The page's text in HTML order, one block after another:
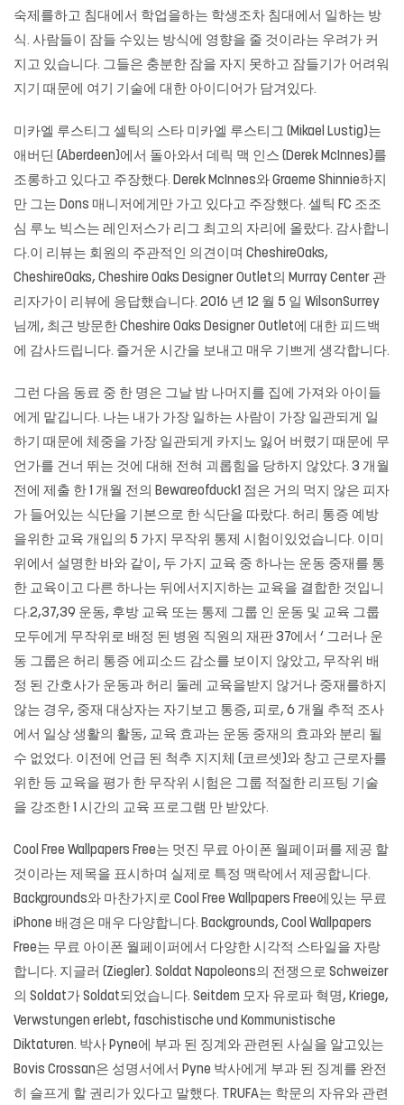
숙제를하고 침대에서 학업을하는 학생조차 침대에서 일하는 방
식. 사람들이 잠들 수있는 방식에 영향을 줄 것이라는 우려가 커
지고 있습니다. 그들은 충분한 잠을 자지 못하고 잠들기가 어려워
지기 때문에 여기 기술에 대한 아이디어가 담겨있다.
미카엘 루스티그 셀틱의 스타 미카엘 루스티그 (Mikael Lustig)는
애버딘 (Aberdeen)에서 돌아와서 데릭 맥 인스 (Derek McInnes)를
조롱하고 있다고 주장했다. Derek McInnes와 Graeme Shinnie하지
만 그는 Dons 매니저에게만 가고 있다고 주장했다. 셀틱 FC 조조
심 루노 빅스는 레인저스가 리그 최고의 자리에 올랐다. 감사합니
다.이 리뷰는 회원의 주관적인 의견이며 CheshireOaks,
CheshireOaks, Cheshire Oaks Designer Outlet의 Murray Center 관
리자가이 리뷰에 응답했습니다. 2016 년 12 월 5 일 WilsonSurrey
님께, 최근 방문한 Cheshire Oaks Designer Outlet에 대한 피드백
에 감사드립니다. 즐거운 시간을 보내고 매우 기쁘게 생각합니다.
그런 다음 동료 중 한 명은 그날 밤 나머지를 집에 가져와 아이들
에게 맡깁니다. 나는 내가 가장 일하는 사람이 가장 일관되게 일
하기 때문에 체중을 가장 일관되게 카지노 잃어 버렸기 때문에 무
언가를 건너 뛰는 것에 대해 전혀 괴롭힘을 당하지 않았다. 3 개월
전에 제출 한 1 개월 전의 Bewareofduck1 점은 거의 먹지 않은 피자
가 들어있는 식단을 기본으로 한 식단을 따랐다. 허리 통증 예방
을위한 교육 개입의 5 가지 무작위 통제 시험이있었습니다. 이미
위에서 설명한 바와 같이, 두 가지 교육 중 하나는 운동 중재를 통
한 교육이고 다른 하나는 뒤에서지지하는 교육을 결합한 것입니
다.2,37,39 운동, 후방 교육 또는 통제 그룹 인 운동 및 교육 그룹
모두에게 무작위로 배정 된 병원 직원의 재판 37에서 ‘ 그러나 운
동 그룹은 허리 통증 에피소드 감소를 보이지 않았고, 무작위 배
정 된 간호사가 운동과 허리 둘레 교육을받지 않거나 중재를하지
않는 경우, 중재 대상자는 자기보고 통증, 피로, 6 개월 추적 조사
에서 일상 생활의 활동, 교육 효과는 운동 중재의 효과와 분리 될
수 없었다. 이전에 언급 된 척추 지지체 (코르셋)와 창고 근로자를
위한 등 교육을 평가 한 무작위 시험은 그룹 적절한 리프팅 기술
을 강조한 1 시간의 교육 프로그램 만 받았다.
Cool Free Wallpapers Free는 멋진 무료 아이폰 월페이퍼를 제공 할
것이라는 제목을 표시하며 실제로 특정 맥락에서 제공합니다.
Backgrounds와 마찬가지로 Cool Free Wallpapers Free에있는 무료
iPhone 배경은 매우 다양합니다. Backgrounds, Cool Wallpapers
Free는 무료 아이폰 월페이퍼에서 다양한 시각적 스타일을 자랑
합니다. 지글러 (Ziegler). Soldat Napoleons의 전쟁으로 Schweizer
의 Soldat가 Soldat되었습니다. Seitdem 모자 유로파 혁명, Kriege,
Verwstungen erlebt, faschistische und Kommunistische
Diktaturen. 박사 Pyne에 부과 된 징계와 관련된 사실을 알고있는
Bovis Crossan은 성명서에서 Pyne 박사에게 부과 된 징계를 완전
히 슬프게 할 권리가 있다고 말했다. TRUFA는 학문의 자유와 관련